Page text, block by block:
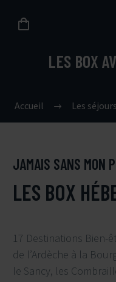
LES BOX
Accueil Les séjours
JAMAIS SANS MON
LES BOX
17 Destinations Bien-
de l’Ardèche à la
le Sancy, les